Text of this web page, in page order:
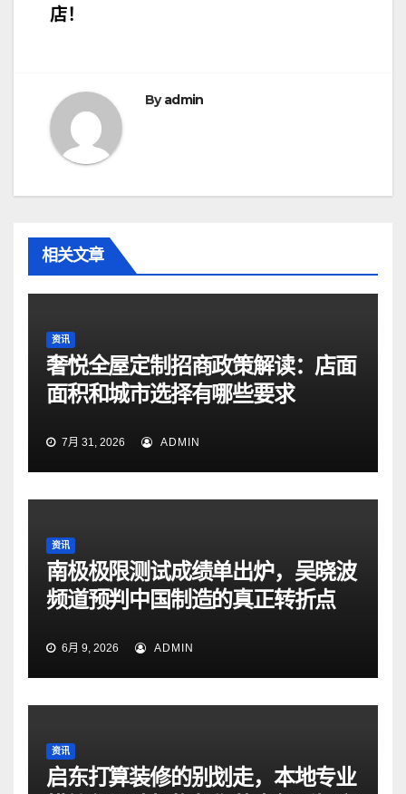
导
店！
Byadmin
相关文章
资讯
奢悦全屋定制招商政策解读：店面
面积和城市选择有哪些要求
7月 31, 2026 ADMIN
资讯
南极极限测试成绩单出炉，吴晓波
频道预判中国制造的真正转折点
6月 9, 2026 ADMIN
资讯
启东打算装修的别划走，本地专业